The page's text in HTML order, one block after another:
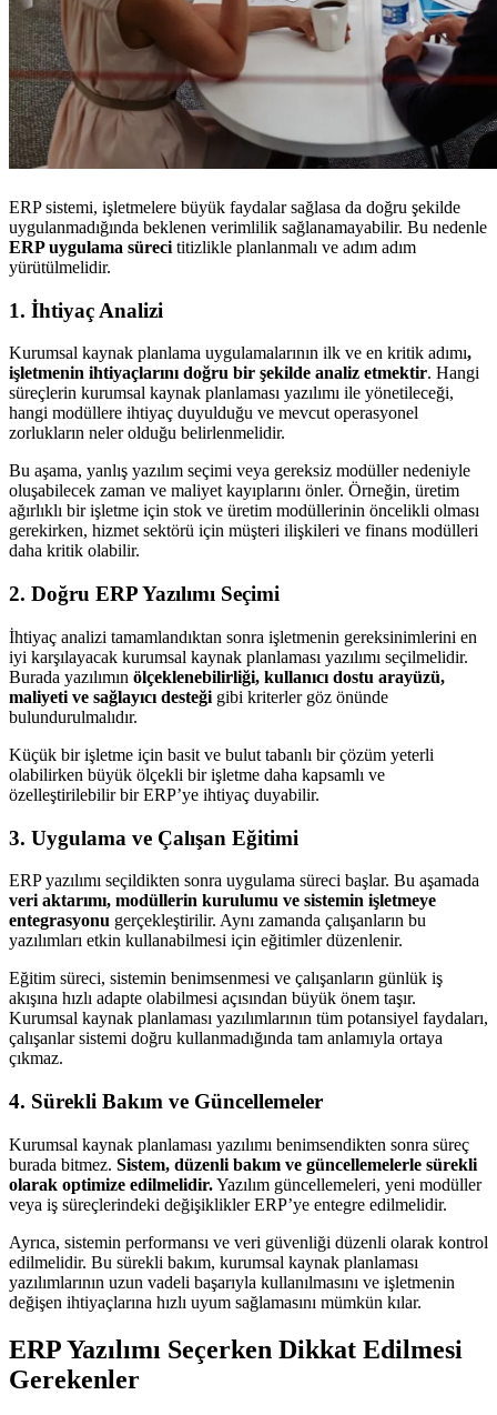
ERP sistemi, işletmelere büyük faydalar sağlasa da doğru şekilde
uygulanmadığında beklenen verimlilik sağlanamayabilir. Bu nedenle
ERP uygulama süreci titizlikle planlanmalı ve adım adım
yürütülmelidir.
1. İhtiyaç Analizi
Kurumsal kaynak planlama uygulamalarının ilk ve en kritik adımı,
işletmenin ihtiyaçlarını doğru bir şekilde analiz etmektir. Hangi
süreçlerin kurumsal kaynak planlaması yazılımı ile yönetileceği,
hangi modüllere ihtiyaç duyulduğu ve mevcut operasyonel
zorlukların neler olduğu belirlenmelidir.
Bu aşama, yanlış yazılım seçimi veya gereksiz modüller nedeniyle
oluşabilecek zaman ve maliyet kayıplarını önler. Örneğin, üretim
ağırlıklı bir işletme için stok ve üretim modüllerinin öncelikli olması
gerekirken, hizmet sektörü için müşteri ilişkileri ve finans modülleri
daha kritik olabilir.
2. Doğru ERP Yazılımı Seçimi
İhtiyaç analizi tamamlandıktan sonra işletmenin gereksinimlerini en
iyi karşılayacak kurumsal kaynak planlaması yazılımı seçilmelidir.
Burada yazılımın ölçeklenebilirliği, kullanıcı dostu arayüzü,
maliyeti ve sağlayıcı desteği gibi kriterler göz önünde
bulundurulmalıdır.
Küçük bir işletme için basit ve bulut tabanlı bir çözüm yeterli
olabilirken büyük ölçekli bir işletme daha kapsamlı ve
özelleştirilebilir bir ERP’ye ihtiyaç duyabilir.
3. Uygulama ve Çalışan Eğitimi
ERP yazılımı seçildikten sonra uygulama süreci başlar. Bu aşamada
veri aktarımı, modüllerin kurulumu ve sistemin işletmeye
entegrasyonu gerçekleştirilir. Aynı zamanda çalışanların bu
yazılımları etkin kullanabilmesi için eğitimler düzenlenir.
Eğitim süreci, sistemin benimsenmesi ve çalışanların günlük iş
akışına hızlı adapte olabilmesi açısından büyük önem taşır.
Kurumsal kaynak planlaması yazılımlarının tüm potansiyel faydaları,
çalışanlar sistemi doğru kullanmadığında tam anlamıyla ortaya
çıkmaz.
4. Sürekli Bakım ve Güncellemeler
Kurumsal kaynak planlaması yazılımı benimsendikten sonra süreç
burada bitmez. Sistem, düzenli bakım ve güncellemelerle sürekli
olarak optimize edilmelidir.Yazılım güncellemeleri, yeni modüller
veya iş süreçlerindeki değişiklikler ERP’ye entegre edilmelidir.
Ayrıca, sistemin performansı ve veri güvenliği düzenli olarak kontrol
edilmelidir. Bu sürekli bakım, kurumsal kaynak planlaması
yazılımlarının uzun vadeli başarıyla kullanılmasını ve işletmenin
değişen ihtiyaçlarına hızlı uyum sağlamasını mümkün kılar.
ERP Yazılımı Seçerken Dikkat Edilmesi
Gerekenler